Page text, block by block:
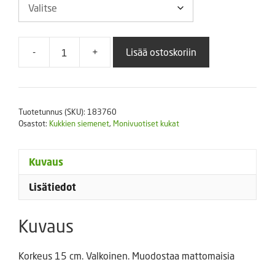
-
Ketoneilikka
(valkoinen)
+ Lisää ostoskoriin
Tuotetunnus (SKU): 183760
Osastot: Kukkien siemenet, Monivuotiset kukat
Kuvaus
Lisätiedot
Kuvaus
Korkeus 15 cm. Valkoinen. Muodostaa mattomaisia